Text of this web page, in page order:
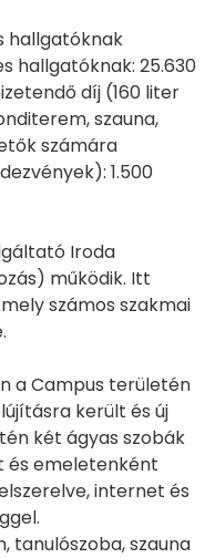
hallgatóknak
hallgatóknak: 25.630
díj (160 liter
szauna,
számára
1.500
Iroda
működik. Itt
számos szakmai
a Campus területén
került és új
két ágyas szobák
és emeletenként
internet és
tanulószoba, szauna